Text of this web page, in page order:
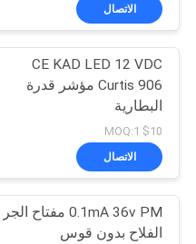
أخبار
اطلب
اقتباس
خريطة
الموقع
مكدس
شاحنة
28
الاتصال
CE KAD LED 12 VDC
Curtis 906 مؤشر قدرة
البطارية
$10 MOQ:1
الاتصال
0.1mA 36v PM مفتاح الجر
الفلاح بدون قوس